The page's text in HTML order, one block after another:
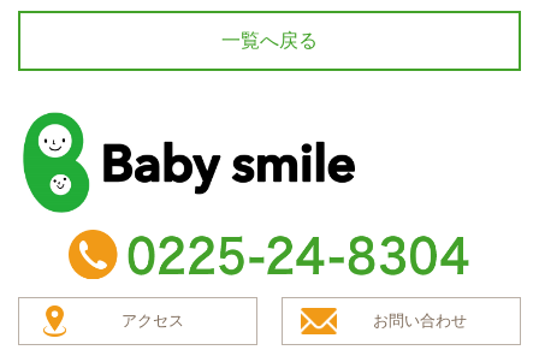
一覧へ戻る
baby smile
TEL：0225-24-8304
アクセス お問い合わせ